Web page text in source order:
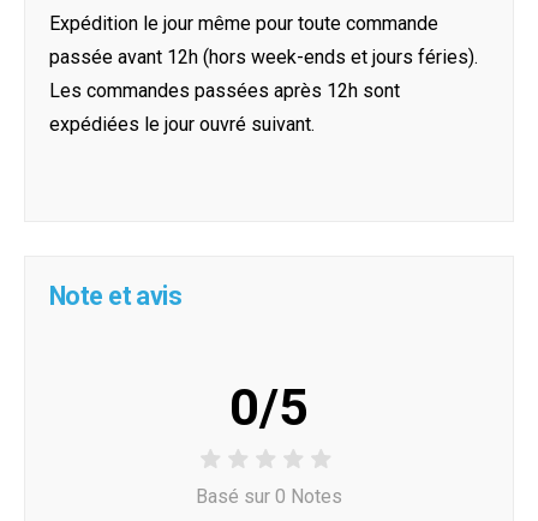
Expédition le jour même pour toute commande
passée avant 12h (hors week-ends et jours féries).
Les commandes passées après 12h sont
expédiées le jour ouvré suivant.
Note et avis
0/5
Basé sur 0 Notes